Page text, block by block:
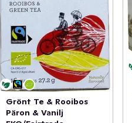
Grönt Te & Rooibos
Päron & Vanilj